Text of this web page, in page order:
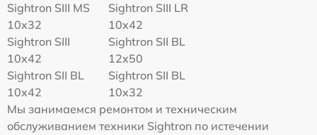
Sightron SIII MS
10x32
Sightron SIII LR
10x42
Sightron SIII
10x42
Sightron SII BL
12x50
Sightron SII BL
10x42
Sightron SII BL
10x32
Мы занимаемся ремонтом и техническим
обслуживанием техники Sightron по истечении